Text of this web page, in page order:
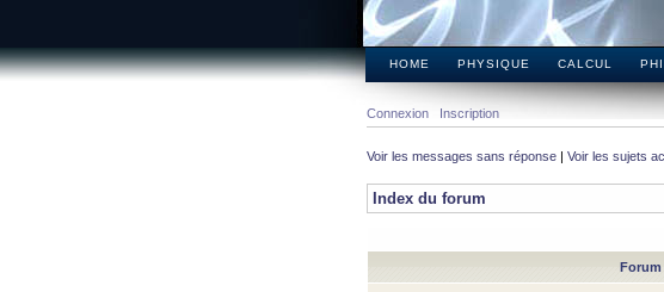
HOME PHYSIQUE CALCUL
Connexion Inscription
Voir les messages sans réponse | Voir les sujets
Index du forum
Forum